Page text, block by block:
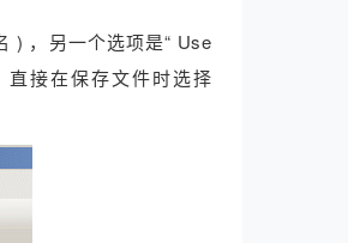
) ，另一个选项是“ Use
接在保存文件时选择